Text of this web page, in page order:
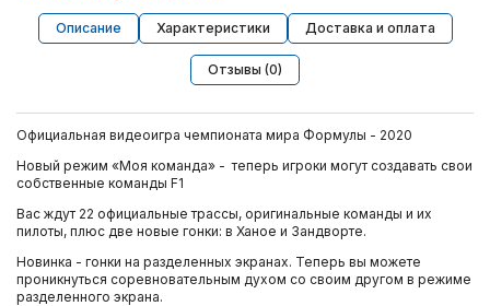
Описание Характеристики Доставка и оплата
Отзывы (0)
Официальная видеоигра чемпионата мира Формулы - 2020
Новый режим «Моя команда» - теперь игроки могут создавать свои
собственные команды F1
Вас ждут 22 официальные трассы, оригинальные команды и их
пилоты, плюс две новые гонки: в Ханое и Зандворте.
Новинка - гонки на разделенных экранах. Теперь вы можете
проникнуться соревновательным духом со своим другом в режиме
разделенного экрана.